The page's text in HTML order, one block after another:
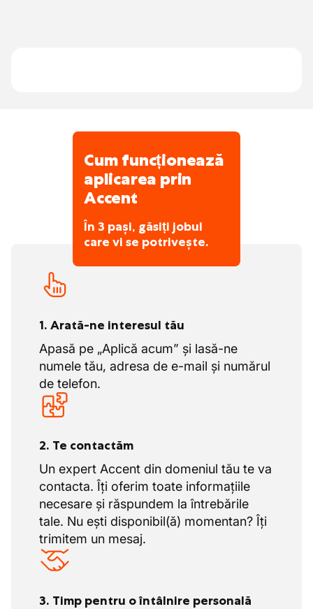
Cum funcționează
aplicarea prin
Accent
În 3 pași, găsiți jobul
care vi se potrivește.
1. Arată-ne interesul tău
Apasă pe „Aplică acum” și lasă-ne
numele tău, adresa de e-mail și numărul
de telefon.
2. Te contactăm
Un expert Accent din domeniul tău te va
contacta. Îți oferim toate informațiile
necesare și răspundem la întrebările
tale. Nu ești disponibil(ă) momentan? Îți
trimitem un mesaj.
3. Timp pentru o întâlnire personală